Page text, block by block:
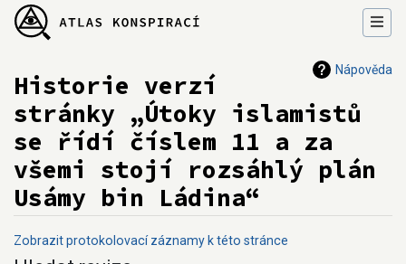
Nápověda
Historie verzí
stránky „Útoky islamistů
se řídí číslem 11 a za
všemi stojí rozsáhlý plán
Usámy bin Ládina“
Zobrazit protokolovací záznamy k této stránce